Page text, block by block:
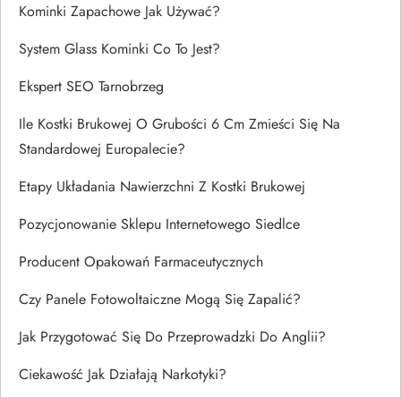
Kominki Zapachowe Jak Używać?
System Glass Kominki Co To Jest?
Ekspert SEO Tarnobrzeg
Ile Kostki Brukowej O Grubości 6 Cm Zmieści Się Na
Standardowej Europalecie?
Etapy Układania Nawierzchni Z Kostki Brukowej
Pozycjonowanie Sklepu Internetowego Siedlce
Producent Opakowań Farmaceutycznych
Czy Panele Fotowoltaiczne Mogą Się Zapalić?
Jak Przygotować Się Do Przeprowadzki Do Anglii?
Ciekawość Jak Działają Narkotyki?